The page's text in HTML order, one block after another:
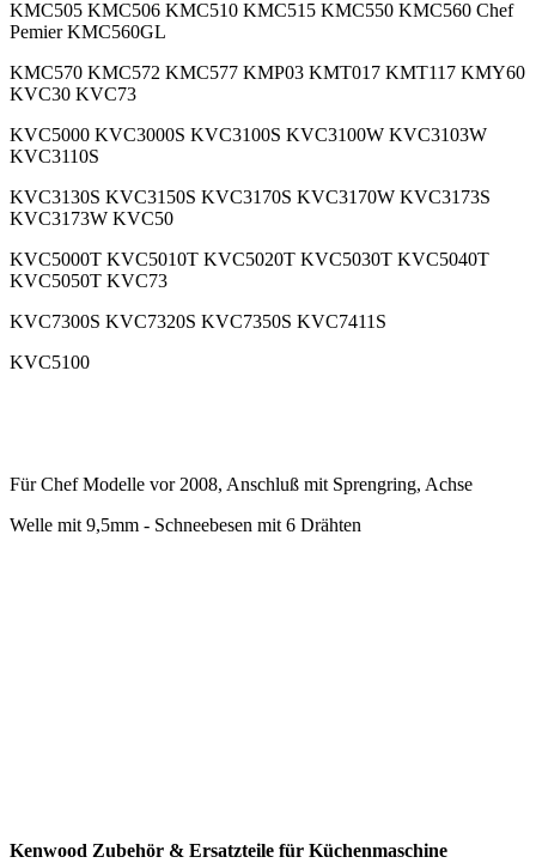
KMC505 KMC506 KMC510 KMC515 KMC550 KMC560 Chef
Pemier KMC560GL
KMC570 KMC572 KMC577 KMP03 KMT017 KMT117 KMY60
KVC30 KVC73
KVC5000 KVC3000S KVC3100S KVC3100W KVC3103W
KVC3110S
KVC3130S KVC3150S KVC3170S KVC3170W KVC3173S
KVC3173W KVC50
KVC5000T KVC5010T KVC5020T KVC5030T KVC5040T
KVC5050T KVC73
KVC7300S KVC7320S KVC7350S KVC7411S
KVC5100
Für Chef Modelle vor 2008, Anschluß mit Sprengring, Achse
Welle mit 9,5mm - Schneebesen mit 6 Drähten
Kenwood Zubehör & Ersatzteile für Küchenmaschine